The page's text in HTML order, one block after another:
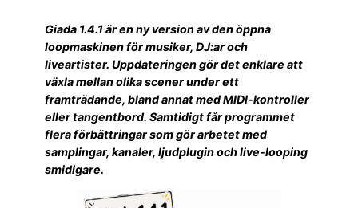
Giada 1.4.1 är en ny version av den öppna
loopmaskinen för musiker, DJ:ar och
liveartister. Uppdateringen gör det enklare att
växla mellan olika scener under ett
framträdande, bland annat med MIDI-kontroller
eller tangentbord. Samtidigt får programmet
flera förbättringar som gör arbetet med
samplingar, kanaler, ljudplugin och live-looping
smidigare.